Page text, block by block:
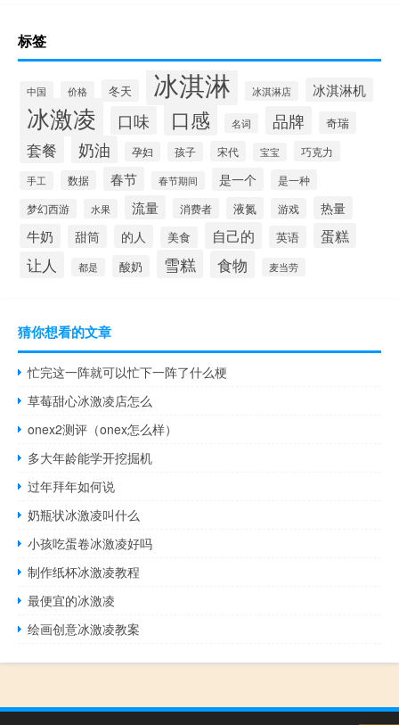
标签
中国 价格 冬天 冰淇淋 冰淇淋店 冰淇淋机
冰激凌 口味 口感 名词 品牌 奇瑞
套餐 奶油 孕妇 孩子 宋代 宝宝 巧克力
手工 数据 春节 春节期间 是一个 是一种
梦幻西游 水果 流量 消费者 液氮 游戏 热量
牛奶 甜筒 的人 美食 自己的 英语 蛋糕
让人 都是 酸奶 雪糕 食物 麦当劳
猜你想看的文章
忙完这一阵就可以忙下一阵了什么梗
草莓甜心冰激凌店怎么
onex2测评（onex怎么样）
多大年龄能学开挖掘机
过年拜年如何说
奶瓶状冰激凌叫什么
小孩吃蛋卷冰激凌好吗
制作纸杯冰激凌教程
最便宜的冰激凌
绘画创意冰激凌教案